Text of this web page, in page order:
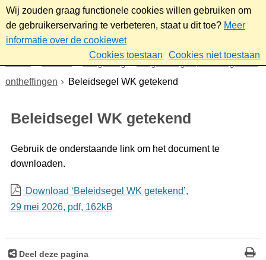
Wij zouden graag functionele cookies willen gebruiken om
de gebruikerservaring te verbeteren, staat u dit toe? Meer
informatie over de cookiewet
Cookies toestaan
Cookies niet toestaan
Omgeving
Vergunningen, meldingen en
ontheffingen
Beleidsegel WK getekend
Beleidsegel WK getekend
Gebruik de onderstaande link om het document te
downloaden.
Download ‘Beleidsegel WK getekend’,
29 mei 2026, pdf, 162kB
Deel deze pagina